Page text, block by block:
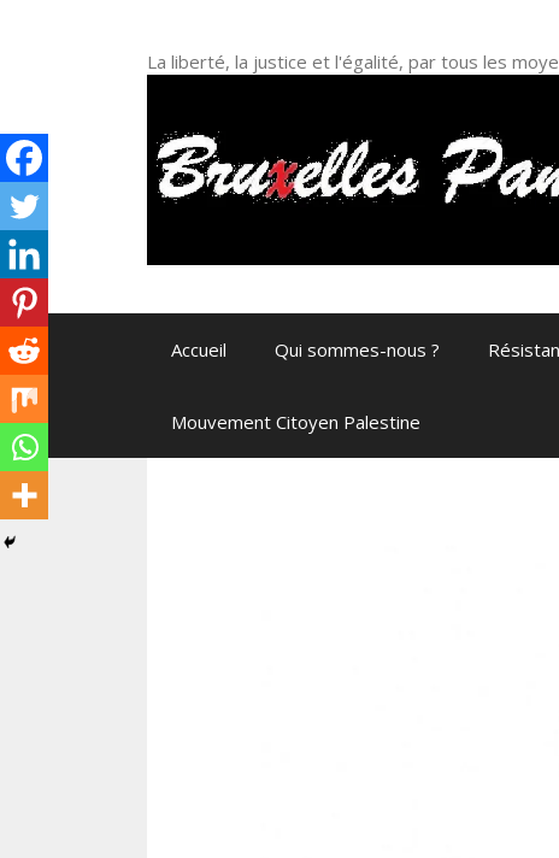
La liberté, la justice et l'égalité, par tous les
Accueil Qui sommes-nous ?
Mouvement Citoyen Palestine